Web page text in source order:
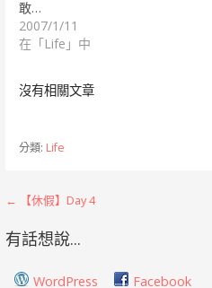
敢…
2007/1/11
在「Life」中
沒有相關文章
分類: Life
文
章
導
← 【休假】Day 4
有話想說...
WordPress Facebook